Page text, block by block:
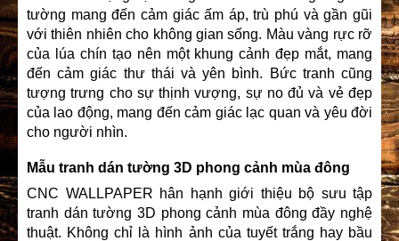
tường mang đến cảm giác ấm áp, trù phú và gần gũi
với thiên nhiên cho không gian sống. Màu vàng rực rỡ
của lúa chín tạo nên một khung cảnh đẹp mắt, mang
đến cảm giác thư thái và yên bình. Bức tranh cũng
tượng trưng cho sự thịnh vượng, sự no đủ và vẻ đẹp
của lao động, mang đến cảm giác lạc quan và yêu đời
cho người nhìn.
Mẫu tranh dán tường 3D phong cảnh mùa đông
CNC WALLPAPER hân hạnh giới thiệu bộ sưu tập
tranh dán tường 3D phong cảnh mùa đông đầy nghệ
thuật. Không chỉ là hình ảnh của tuyết trắng hay bầu